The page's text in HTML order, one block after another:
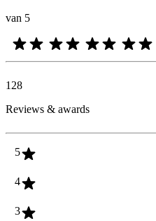
van 5
128
Reviews & awards
5
4
3